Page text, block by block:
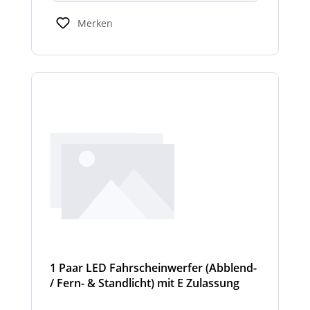
Scheinwerfermodulen können geringfügig
von den angegebenen Standardbreiten
abweichen. Modelle mit nur 2
auch ein weißes Mittelteil (beleuchtet oder
Merken
1 Paar LED Fahrscheinwerfer (Abblend-
/ Fern- & Standlicht) mit E Zulassung